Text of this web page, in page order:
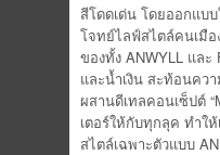
สีโดดเด่น โดยออกแบ
โจทย์ไลฟ์สไตล์คนเมื
ของทั้ง ANWYLL และ
และน้ำเงิน สะท้อนคว
ผสานดีเทลคอนเซ็ปต์
เตอร์ให้กับทุกลุค ทำใ
สไตล์เฉพาะตัวแบบ